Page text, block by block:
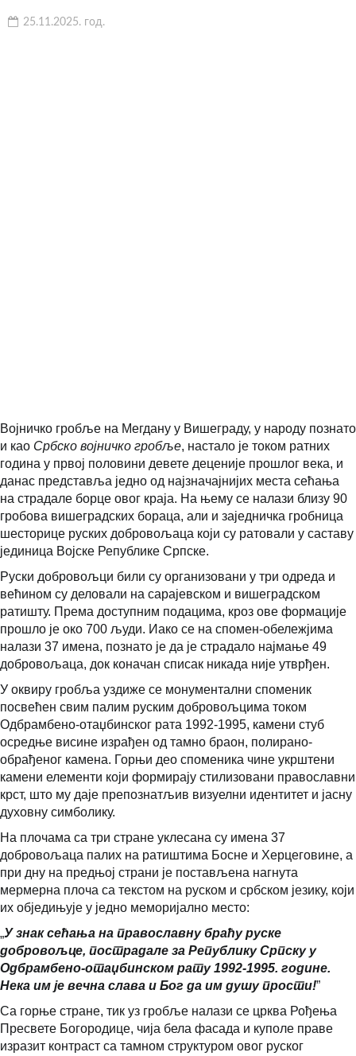
25.11.2025. год.
Војничко гробље на Мегдану у Вишеграду, у народу познато
и као Србско војничко гробље, настало је током ратних
година у првој половини девете деценије прошлог века, и
данас представља једно од најзначајнијих места сећања
на страдале борце овог краја. На њему се налази близу 90
гробова вишеградских бораца, али и заједничка гробница
шесторице руских добровољаца који су ратовали у саставу
јединица Војске Републике Српске.
Руски добровољци били су организовани у три одреда и
већином су деловали на сарајевском и вишеградском
ратишту. Према доступним подацима, кроз ове формације
прошло је око 700 људи. Иако се на спомен-обележјима
налази 37 имена, познато је да је страдало најмање 49
добровољаца, док коначан списак никада није утврђен.
У оквиру гробља уздиже се монументални споменик
посвећен свим палим руским добровољцима током
Одбрамбено-отаџбинског рата 1992-1995, камени стуб
осредње висине израђен од тамно браон, полирано-
обрађеног камена. Горњи део споменика чине укрштени
камени елементи који формирају стилизовани православни
крст, што му даје препознатљив визуелни идентитет и јасну
духовну симболику.
На плочама са три стране уклесана су имена 37
добровољаца палих на ратиштима Босне и Херцеговине, а
при дну на предњој страни је постављена нагнута
мермерна плоча са текстом на руском и србском језику, који
их обједињује у једно меморијално место:
„У знак сећања на православну браћу руске
добровољце, пострадале за Републику Српску у
Одбрамбено-отаџбинском рату 1992-1995. године.
Нека им је вечна слава и Бог да им душу прости!”
Са горње стране, тик уз гробље налази се црква Рођења
Пресвете Богородице, чија бела фасада и куполе праве
изразит контраст са тамном структуром овог руског